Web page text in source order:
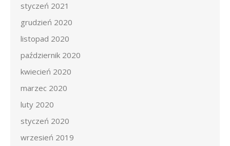
styczeń 2021
grudzień 2020
listopad 2020
październik 2020
kwiecień 2020
marzec 2020
luty 2020
styczeń 2020
wrzesień 2019